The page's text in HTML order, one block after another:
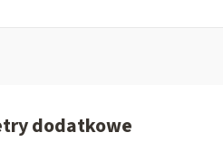
dodatkowe